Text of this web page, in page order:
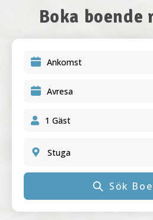
Boka boende
Ankomst
Avresa
Stuga
Sök